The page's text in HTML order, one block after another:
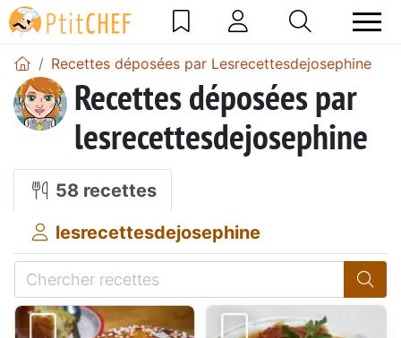
Recettes déposées par Lesrecettesdejosephine
Recettes déposées par
lesrecettesdejosephine
58 recettes
lesrecettesdejosephine